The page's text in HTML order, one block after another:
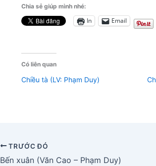
Chia sẻ giúp mình nhé:
In Email
Có liên quan
Chiều tà (LV: Phạm Duy)
TRƯỚC ĐÓ
Bến xuân (Văn Cao – Phạm Duy)